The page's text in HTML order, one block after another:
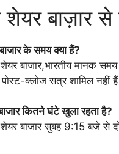
शेयर बाज़ार
के समय क्या हैं?
शेयर बाजार,भारतीय मानक
क्लोज सत्र शामिल नहीं
कितने घंटे खुला रहता है?
शेयर बाजार सुबह 9:15 बजे